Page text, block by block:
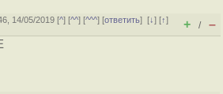
14/05/2019 [^] [^^] [^^^] [ответить][↓] [↑]
+ / –